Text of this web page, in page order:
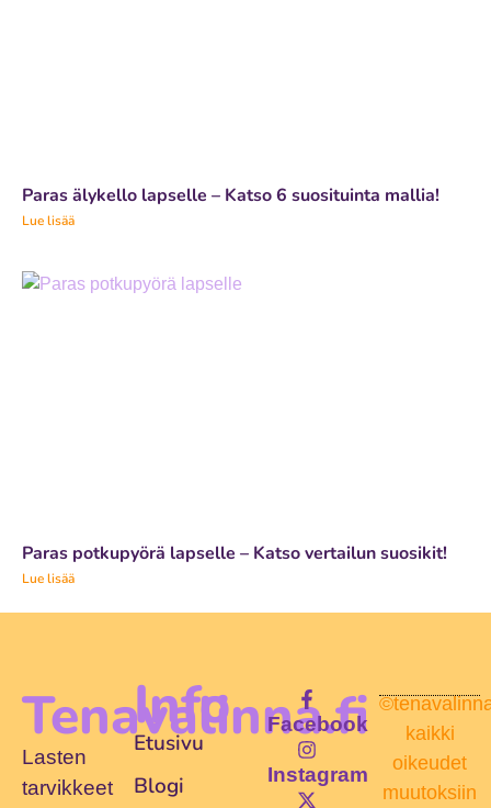
Paras älykello lapselle – Katso 6 suosituinta mallia!
Lue lisää
Paras potkupyörä lapselle – Katso vertailun suosikit!
Lue lisää
Tenavalinna.fi
Lasten
tarvikkeet
Info
Etusivu
Blogi
Facebook
Instagram
kaikki
oikeudet
muutoksiin